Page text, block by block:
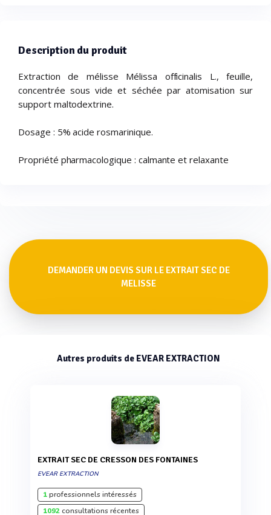
Description du produit
Extraction de mélisse Mélissa officinalis L., feuille,
concentrée sous vide et séchée par atomisation sur
support maltodextrine.
Dosage : 5% acide rosmarinique.
Propriété pharmacologique : calmante et relaxante
DEMANDER UN DEVIS SUR LE EXTRAIT SEC DE
MELISSE
Autres produits de EVEAR EXTRACTION
EXTRAIT SEC DE CRESSON DES FONTAINES
EVEAR EXTRACTION
1professionnels intéressés
1092consultations récentes